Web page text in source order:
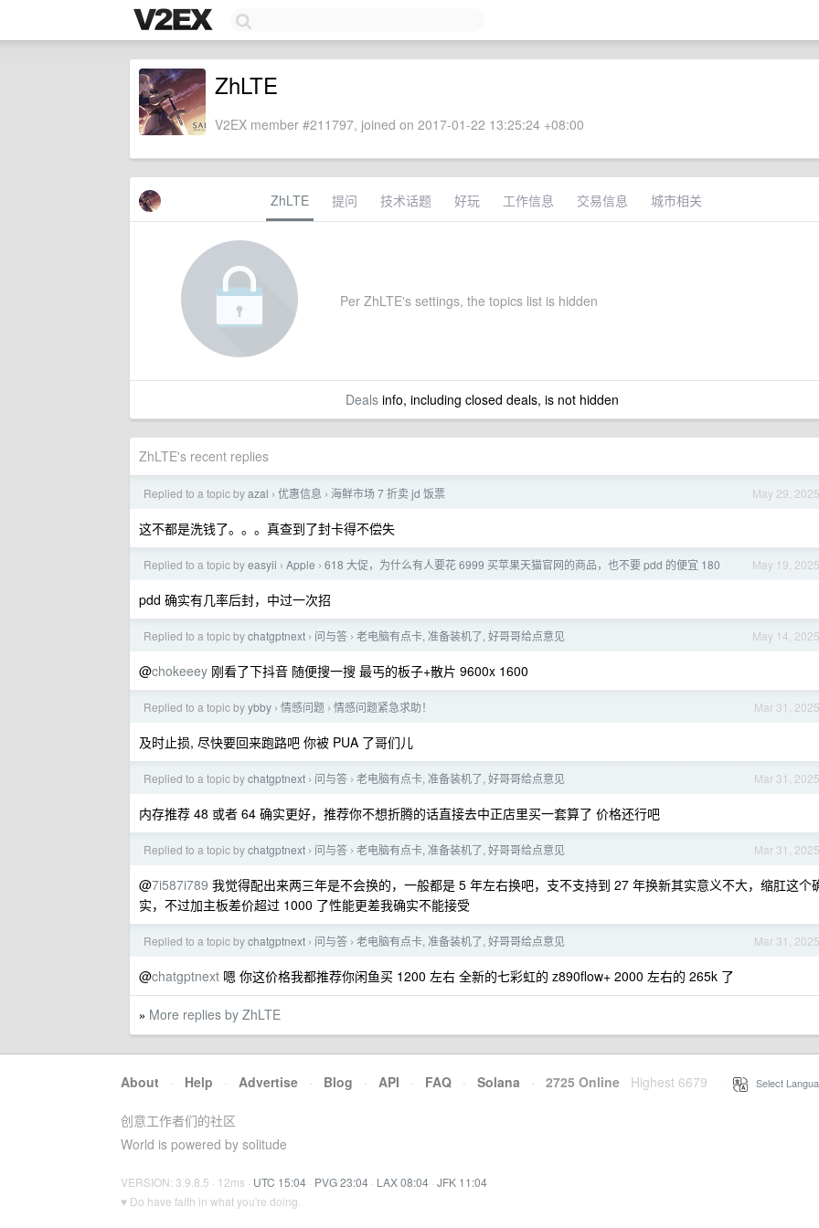
ZhLTE
V2EX member #211797, joined on 2017-01-22 13:25:24 +08:00
ZhLTE 提问 技术话题 好玩 工作信息 交易信息 城市相关
Per ZhLTE's settings, the topics list is hidden
Dealsinfo, including closed deals, is not hidden
ZhLTE's recent replies
May 29, 2025
Replied to a topic byazal › 优惠信息 › 海鲜市场 7 折卖 jd 饭票
这不都是洗钱了。。。真查到了封卡得不偿失
May 19, 2025
Replied to a topic byeasyii › Apple › 618 大促，为什么有人要花 6999 买苹果天猫官网的商品，也不要 pdd 的便宜 180
pdd 确实有几率后封，中过一次招
May 14, 2025
Replied to a topic bychatgptnext › 问与答 › 老电脑有点卡, 准备装机了, 好哥哥给点意见
@chokeeey 刚看了下抖音 随便搜一搜 最丐的板子+散片 9600x 1600
Mar 31, 2025
Replied to a topic byybby › 情感问题 › 情感问题紧急求助！
及时止损, 尽快要回来跑路吧 你被 PUA 了哥们儿
Mar 31, 2025
Replied to a topic bychatgptnext › 问与答 › 老电脑有点卡, 准备装机了, 好哥哥给点意见
内存推荐 48 或者 64 确实更好，推荐你不想折腾的话直接去中正店里买一套算了 价格还行吧
Mar 31, 2025
Replied to a topic bychatgptnext › 问与答 › 老电脑有点卡, 准备装机了, 好哥哥给点意见
@7i587i789 我觉得配出来两三年是不会换的，一般都是 5 年左右换吧，支不支持到 27 年换新其实意义不大，缩肛这个
实，不过加主板差价超过 1000 了性能更差我确实不能接受
Mar 31, 2025
Replied to a topic bychatgptnext › 问与答 › 老电脑有点卡, 准备装机了, 好哥哥给点意见
@chatgptnext 嗯 你这价格我都推荐你闲鱼买 1200 左右 全新的七彩虹的 z890flow+ 2000 左右的 265k 了
» More replies by ZhLTE
About · Help · Advertise · Blog · API · FAQ · Solana · 2725 Online Highest 6679 Select
创意工作者们的社区
World is powered by solitude
VERSION: 3.9.8.5 · 12ms · UTC 15:04 · PVG 23:04 · LAX 08:04 · JFK 11:04
♥ Do have faith in what you're doing.